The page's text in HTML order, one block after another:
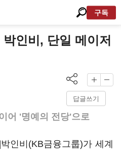
구독
인비, 단일 메이저
답글쓰기
어 '명예의 전당'으로
인비(KB금융그룹)가 세계